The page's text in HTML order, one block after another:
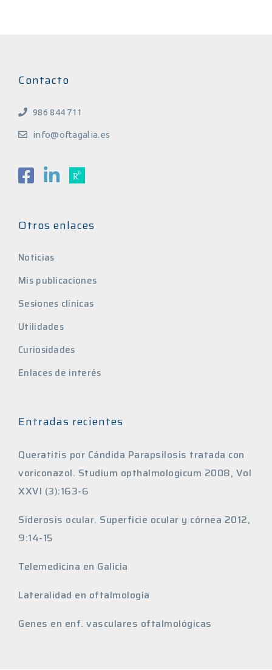
Contacto
986 844 711
info@oftagalia.es
Otros enlaces
Noticias
Mis publicaciones
Sesiones clínicas
Utilidades
Curiosidades
Enlaces de interés
Entradas recientes
Queratitis por Cándida Parapsilosis tratada con
voriconazol. Studium opthalmologicum 2008, Vol
XXVI (3):163-6
Siderosis ocular. Superficie ocular y córnea 2012,
9:14-15
Telemedicina en Galicia
Lateralidad en oftalmología
Genes en enf. vasculares oftalmológicas